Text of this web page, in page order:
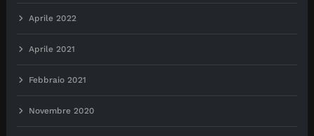
Aprile 2022
Aprile 2021
Febbraio 2021
Novembre 2020